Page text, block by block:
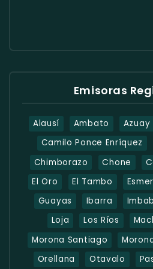
Emisoras
Alausí Ambato Azuay
Camilo Ponce Enríquez
Chimborazo
Chone
El Oro
El Tambo
Guayas
Ibarra
Loja
Los Ríos
Morona Santiago
Orellana
Otavalo